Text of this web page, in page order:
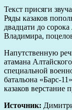
Текст присяги
Ряды казаков
двадцати до
Владимира,
Напутственную
атамана
специальной
батальона «Барс-
казаков
Источник: